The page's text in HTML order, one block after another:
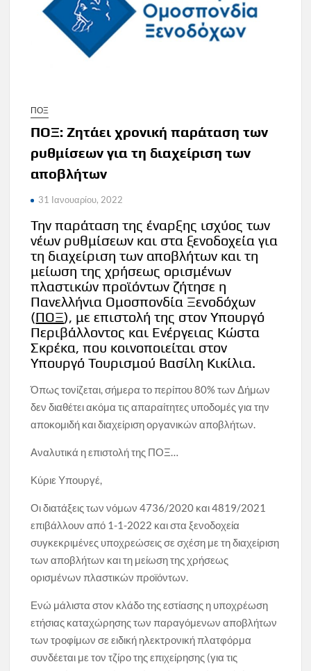
ΠΟΞ
ΠΟΞ: Ζητάει χρονική παράταση των
ρυθμίσεων για τη διαχείριση των
αποβλήτων
31 Ιανουαρίου, 2022
Την παράταση της έναρξης ισχύος των
νέων ρυθμίσεων και στα ξενοδοχεία για
τη διαχείριση των αποβλήτων και τη
μείωση της χρήσεως ορισμένων
πλαστικών προϊόντων ζήτησε η
Πανελλήνια Ομοσπονδία Ξενοδόχων
(ΠΟΞ), με επιστολή της στον Υπουργό
Περιβάλλοντος και Ενέργειας Κώστα
Σκρέκα, που κοινοποιείται στον
Υπουργό Τουρισμού Βασίλη Κικίλια.
Όπως τονίζεται, σήμερα το περίπου 80% των Δήμων
δεν διαθέτει ακόμα τις απαραίτητες υποδομές για την
αποκομιδή και διαχείριση οργανικών αποβλήτων.
Αναλυτικά η επιστολή της ΠΟΞ…
Κύριε Υπουργέ,
Οι διατάξεις των νόμων 4736/2020 και 4819/2021
επιβάλλουν από 1-1-2022 και στα ξενοδοχεία
συγκεκριμένες υποχρεώσεις σε σχέση με τη διαχείριση
των αποβλήτων και τη μείωση της χρήσεως
ορισμένων πλαστικών προϊόντων.
Ενώ μάλιστα στον κλάδο της εστίασης η υποχρέωση
ετήσιας καταχώρησης των παραγόμενων αποβλήτων
των τροφίμων σε ειδική ηλεκτρονική πλατφόρμα
συνδέεται με τον τζίρο της επιχείρησης (για τις